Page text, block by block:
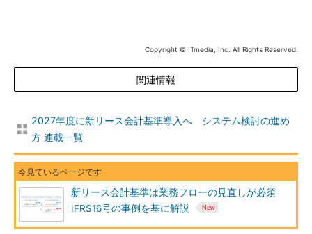
Copyright © ITmedia, Inc. All Rights Reserved.
関連情報
2027年度に新リース会計基準導入へ システム検討の進め
方 連載一覧
新リース会計基準は業務フローの見直しが必須
IFRS16号の事例を基に解説